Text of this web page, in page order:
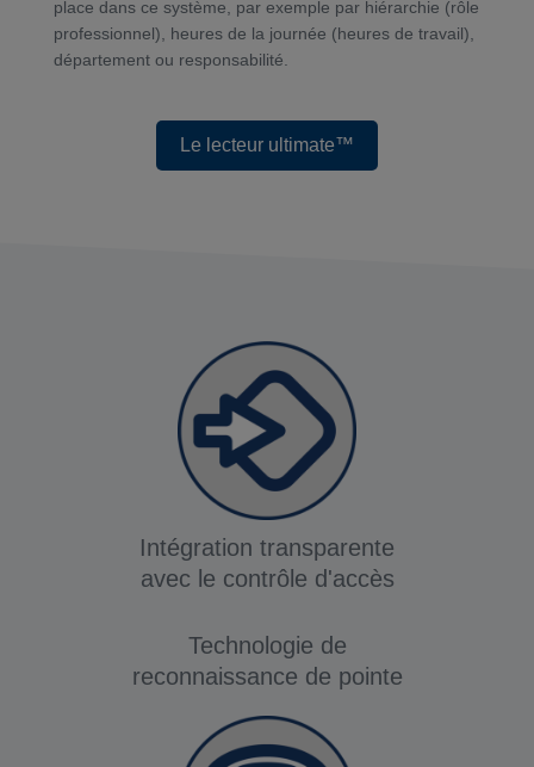
place dans ce système, par exemple par hiérarchie (rôle
professionnel), heures de la journée (heures de travail),
département ou responsabilité.
Le lecteur ultimate™
Intégration transparente
avec le contrôle d'accès
Technologie de
reconnaissance de pointe